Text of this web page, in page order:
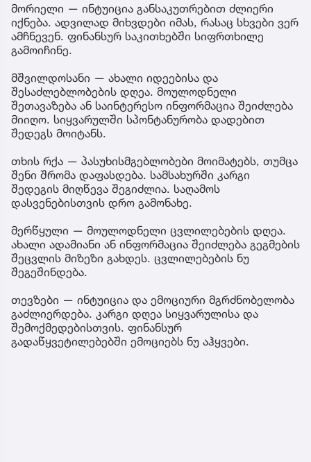
მორიელი — ინტუიცია განსაკუთრებით ძლიერი
იქნება. ადვილად მიხვდები იმას, რასაც სხვები ვერ
ამჩნევენ. ფინანსურ საკითხებში სიფრთხილე
გამოიჩინე.
მშვილდოსანი — ახალი იდეებისა და
შესაძლებლობების დღეა. მოულოდნელი
შეთავაზება ან საინტერესო ინფორმაცია შეიძლება
მიიღო. სიყვარულში სპონტანურობა დადებით
შედეგს მოიტანს.
თხის რქა — პასუხისმგებლობები მოიმატებს, თუმცა
შენი შრომა დაფასდება. სამსახურში კარგი
შედეგის მიღწევა შეგიძლია. საღამოს
დასვენებისთვის დრო გამონახე.
მერწყული — მოულოდნელი ცვლილებების დღეა.
ახალი ადამიანი ან ინფორმაცია შეიძლება გეგმების
შეცვლის მიზეზი გახდეს. ცვლილებების ნუ
შეგეშინდება.
თევზები — ინტუიცია და ემოციური მგრძნობელობა
გაძლიერდება. კარგი დღეა სიყვარულისა და
შემოქმედებისთვის. ფინანსურ
გადაწყვეტილებებში ემოციებს ნუ აჰყვები.